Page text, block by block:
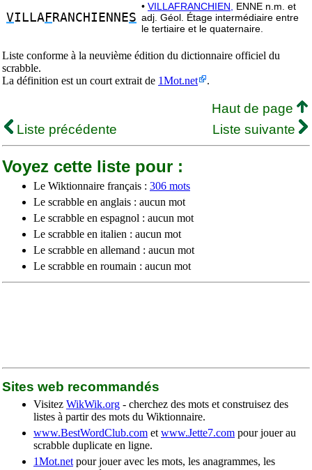
VILLAF RANCHIENNES
• VILLAFRANCHIEN,
ENNE n.m. et
adj. Géol. Étage intermédiaire entre
le tertiaire et le quaternaire.
Liste conforme à la neuvième édition du dictionnaire officiel du
scrabble.
La définition est un court extrait de 1Mot.net .
Haut de page
Liste précédente
Liste suivante
Voyez cette liste pour :
Le Wiktionnaire français : 306 mots
Le scrabble en anglais : aucun mot
Le scrabble en espagnol : aucun mot
Le scrabble en italien : aucun mot
Le scrabble en allemand : aucun mot
Le scrabble en roumain : aucun mot
Sites web recommandés
Visitez WikWik.org - cherchez des mots et construisez des
listes à partir des mots du Wiktionnaire.
www.BestWordClub.com et www.Jette7.com pour jouer au
scrabble duplicate en ligne.
1Mot.net pour jouer avec les mots, les anagrammes, les